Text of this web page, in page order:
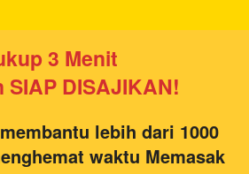
3 Menit
SIAP DISAJIKAN!
lebih dari 1000
waktu Memasak